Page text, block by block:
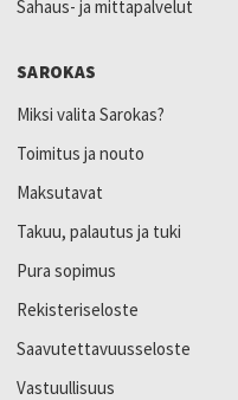
Sahaus- ja mittapalvelut
SAROKAS
Miksi valita Sarokas?
Toimitus ja nouto
Maksutavat
Takuu, palautus ja tuki
Pura sopimus
Rekisteriseloste
Saavutettavuusseloste
Vastuullisuus